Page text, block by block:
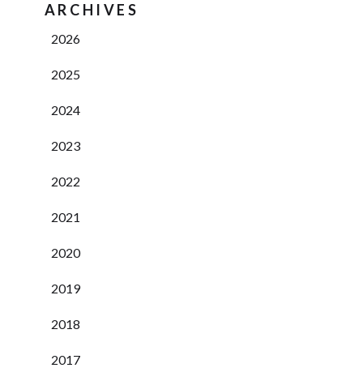
ARCHIVES
2026
2025
2024
2023
2022
2021
2020
2019
2018
2017